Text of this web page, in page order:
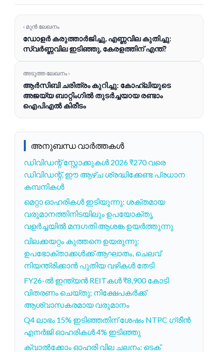
‹ മുൻ ലേഖനം
ഡോളർ കരുത്താർജിച്ചു, എണ്ണവില കുതിച്ചു:
സ്വർണ്ണവില ഇടിഞ്ഞു, കേരളത്തിന് എന്ത്?
അടുത്ത ലേഖനം ›
ആർ‌സി‌ബി ചരിത്രം കുറിച്ചു: കോഹ്‌ലിയുടെ
അജയ്യ ബാറ്റിംഗിൽ തുടർച്ചയായ രണ്ടാം
ഐ‌പി‌എൽ കിരീടം
അനുബന്ധ വാർത്തകൾ
ഡിവിഡന്റ് സ്റ്റോക്കുകൾ 2026 ₹270 വരെ
ഡിവിഡന്റ്, ഈ ആഴ്ച ശ്രദ്ധിക്കേണ്ട പ്രധാന
കമ്പനികൾ
മെറ്റാ ഓഹരികൾ ഇടിയുന്നു: ശക്തമായ
വരുമാനത്തിനിടയിലും ഉപയോക്തൃ
വളർച്ചയിൽ മന്ദഗതി ആശങ്ക ഉയർത്തുന്നു
വിലക്കയറ്റം കുത്തനെ ഉയരുന്നു:
ഉപഭോക്താക്കൾക്ക് ആഘാതം, ചെലവ്
നിയന്ത്രിക്കാൻ പുതിയ വഴികൾ തേടി
FY26-ൽ ഇന്ത്യൻ REITകൾ ₹8,900 കോടി
വിതരണം ചെയ്തു; നിക്ഷേപകർക്ക്
ആശ്വാസകരമായ വരുമാനം
Q4 ലാഭം 15% ഇടിഞ്ഞതിന് ശേഷം NTPC ഗ്രീൻ
എനർജി ഓഹരികൾ 4% ഇടിഞ്ഞു
ക്വാൽക്കോം ഓഹരി വില ചലനം: ടെക്